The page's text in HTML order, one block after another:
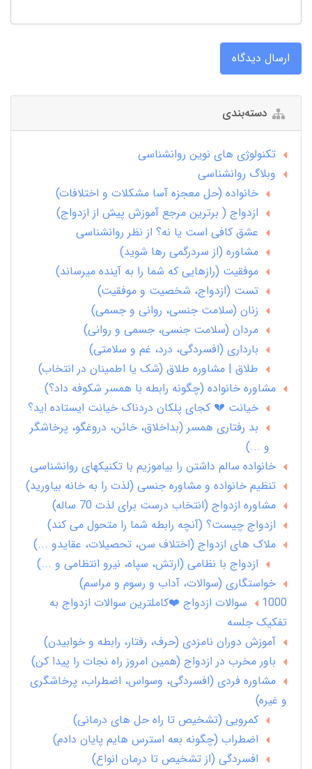
ارسال دیدگاه
دسته‌بندی
تکنولوژی های نوین روانشناسی
وبلاگ روانشناسی
خانواده (حل معجزه آسا مشکلات و اختلافات)
ازدواج ( برترین مرجع آموزش پیش از ازدواج)
عشق کافی است یا نه؟ از نظر روانشناسی
مشاوره (از سردرگمی رها شوید)
موفقیت (رازهایی که شما را به آینده میرساند)
تست (ازدواج، شخصیت و موفقیت)
زنان (سلامت جنسی، روانی و جسمی)
مردان (سلامت جنسی، جسمی و روانی)
بارداری (افسردگی، درد، غم و سلامتی)
طلاق | مشاوره طلاق (شک یا اطمینان در انتخاب)
مشاوره خانواده (چگونه رابطه با همسر شکوفه داد؟)
خیانت 💔 کجای پلکان دردناک خیانت ایستاده اید؟
بد رفتاری همسر (بداخلاق، خائن، دروغگو، پرخاشگر
و ...)
خانواده سالم داشتن را بیاموزیم با تکنیکهای روانشناسی
تنظیم خانواده و مشاوره جنسی (لذت را به خانه بیاورید)
مشاوره ازدواج (انتخاب درست برای لذت 70 ساله)
ازدواج چیست؟ (آنچه رابطه شما را متحول می کند)
ملاک های ازدواج (اختلاف سن، تحصیلات، عقایدو ...)
ازدواج با نظامی (ارتش، سپاه، نیرو انتظامی و ...)
خواستگاری (سوالات، آداب و رسوم و مراسم)
1000 سوالات ازدواج ❤️کاملترین سوالات ازدواج به
تفکیک جلسه
آموزش دوران نامزدی (حرف، رفتار، رابطه و خوابیدن)
باور مخرب در ازدواج (همین امروز راه نجات را پیدا کن)
مشاوره فردی (افسردگی، وسواس، اضطراب، پرخاشگری
و غیره)
کمرویی (تشخیص تا راه حل های درمانی)
اضطراب (چگونه بعه استرس هایم پایان دادم)
افسردگی (از تشخیص تا درمان انواع)